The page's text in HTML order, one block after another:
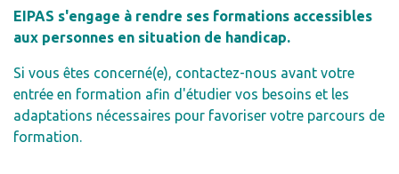
EIPAS s'engage à rendre ses formations accessibles
aux personnes en situation de handicap.
Si vous êtes concerné(e), contactez-nous avant votre
entrée en formation afin d'étudier vos besoins et les
adaptations nécessaires pour favoriser votre parcours de
formation.